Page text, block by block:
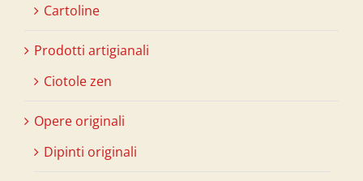
Cartoline
Prodotti artigianali
Ciotole zen
Opere originali
Dipinti originali